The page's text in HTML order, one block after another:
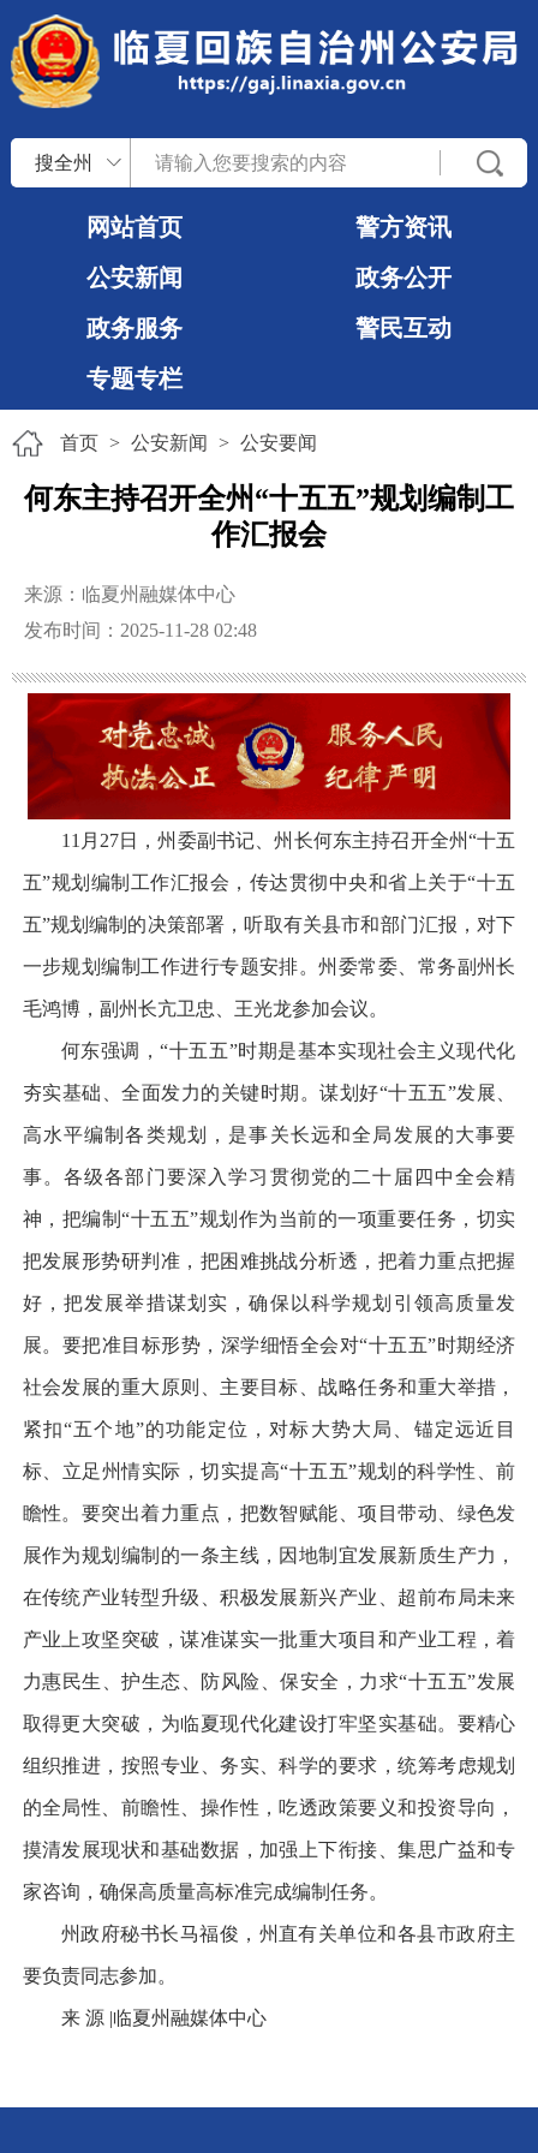
搜全州
网站首页
警方资讯
公安新闻
政务公开
政务服务
警民互动
专题专栏
首页 > 公安新闻 > 公安要闻
何东主持召开全州“十五五”规划编制工
作汇报会
来源：临夏州融媒体中心
发布时间：2025-11-28 02:48
11月27日，州委副书记、州长何东主持召开全州“十五
五”规划编制工作汇报会，传达贯彻中央和省上关于“十五
五”规划编制的决策部署，听取有关县市和部门汇报，对下
一步规划编制工作进行专题安排。州委常委、常务副州长
毛鸿博，副州长亢卫忠、王光龙参加会议。
何东强调，“十五五”时期是基本实现社会主义现代化
夯实基础、全面发力的关键时期。谋划好“十五五”发展、
高水平编制各类规划，是事关长远和全局发展的大事要
事。各级各部门要深入学习贯彻党的二十届四中全会精
神，把编制“十五五”规划作为当前的一项重要任务，切实
把发展形势研判准，把困难挑战分析透，把着力重点把握
好，把发展举措谋划实，确保以科学规划引领高质量发
展。要把准目标形势，深学细悟全会对“十五五”时期经济
社会发展的重大原则、主要目标、战略任务和重大举措，
紧扣“五个地”的功能定位，对标大势大局、锚定远近目
标、立足州情实际，切实提高“十五五”规划的科学性、前
瞻性。要突出着力重点，把数智赋能、项目带动、绿色发
展作为规划编制的一条主线，因地制宜发展新质生产力，
在传统产业转型升级、积极发展新兴产业、超前布局未来
产业上攻坚突破，谋准谋实一批重大项目和产业工程，着
力惠民生、护生态、防风险、保安全，力求“十五五”发展
取得更大突破，为临夏现代化建设打牢坚实基础。要精心
组织推进，按照专业、务实、科学的要求，统筹考虑规划
的全局性、前瞻性、操作性，吃透政策要义和投资导向，
摸清发展现状和基础数据，加强上下衔接、集思广益和专
家咨询，确保高质量高标准完成编制任务。
州政府秘书长马福俊，州直有关单位和各县市政府主
要负责同志参加。
来 源 |临夏州融媒体中心